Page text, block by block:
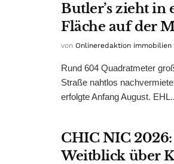
Butler’s zieht
Fläche auf der
von Onlineredaktion immobilien
Rund 604 Quadratmeter
Straße nahtlos
erfolgte Anfang August.
CHIC NIC
Weitblick über